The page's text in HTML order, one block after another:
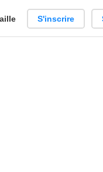
S'inscrire